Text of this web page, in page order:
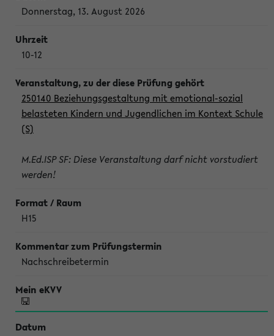
Donnerstag, 13. August 2026
10-12
250140 Beziehungsgestaltung mit emotional-sozial
belasteten Kindern und Jugendlichen im Kontext Schule
(S)
M.Ed.ISP SF: Diese Veranstaltung darf nicht vorstudiert
werden!
H15
Nachschreibetermin